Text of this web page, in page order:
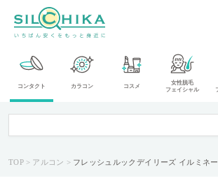
コンタクト カラコン コスメ
女性脱毛
フェイシャル
TOP アルコン フレッシュルックデイリーズ イルミネ
カ
テ
ゴ
メ